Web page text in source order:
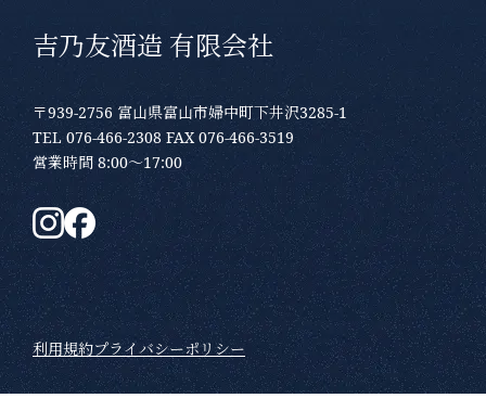
吉乃友酒造 有限会社
〒939-2756 富山県富山市婦中町下井沢3285-1
TEL 076-466-2308 FAX 076-466-3519
営業時間 8:00～17:00
利用規約プライバシーポリシー